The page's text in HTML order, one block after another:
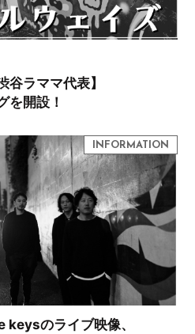
谷ラママ代表】
を開設！
のライブ映像、